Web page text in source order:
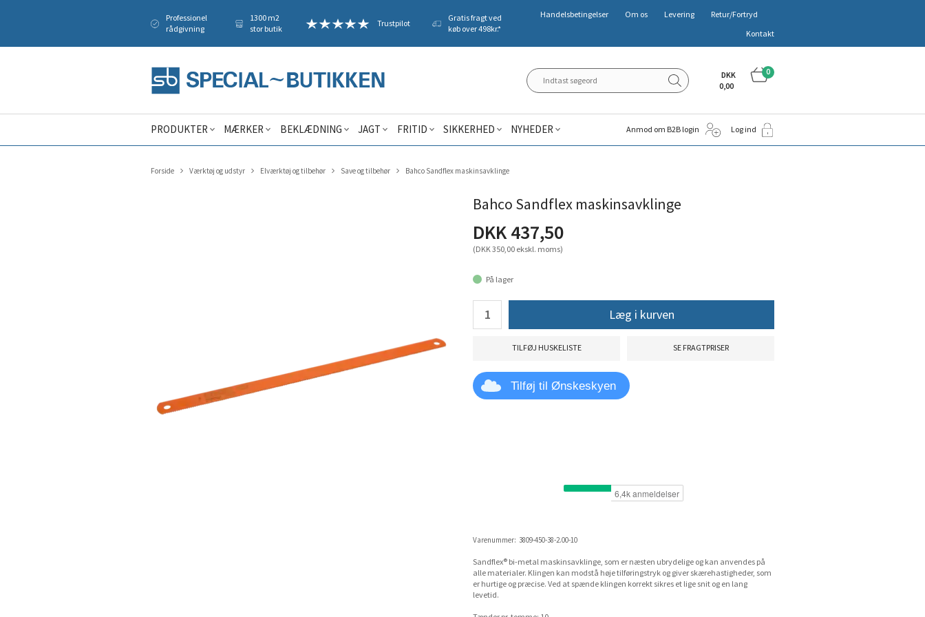
Professionel
rådgivning
1300 m2
stor butik
Trustpilot
Gratis fragt ved
køb over 498kr.*
Handelsbetingelser Om os Levering
Retur/Fortryd
Kontakt
0
DKK
0,00
PRODUKTER MÆRKER BEKLÆDNING JAGT FRITID SIKKERHED NYHEDER Anmod om B2B login Log ind
Forside Værktøj og udstyr Elværktøj og tilbehør Save og tilbehør Bahco Sandflex maskinsavklinge
Bahco Sandflex maskinsavklinge
DKK 437,50
(DKK 350,00 ekskl. moms)
På lager
Læg i kurven
TILFØJ HUSKELISTE SE FRAGTPRISER
Tilføj til Ønskeskyen
Varenummer: 3809-450-38-2.00-10
Sandflex® bi-metal maskinsavklinge, som er næsten ubrydelige og kan anvendes på
alle materialer. Klingen kan modstå høje tilføringstryk og giver skærehastigheder, som
er hurtige og præcise. Ved at spænde klingen korrekt sikres et lige snit og en lang
levetid.